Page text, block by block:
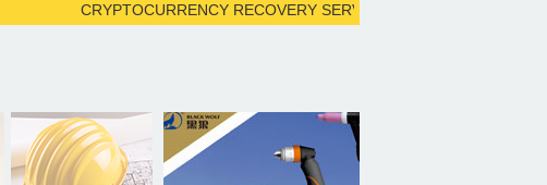
CRYPTOCURRENCY RECOVERY SERVICES FOR BITCOIN,
гар дрилл